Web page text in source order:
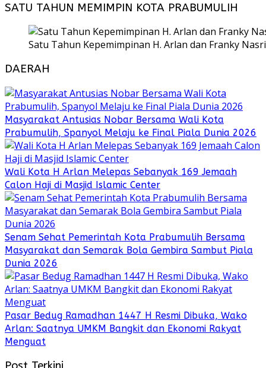
SATU TAHUN MEMIMPIN KOTA PRABUMULIH
Satu Tahun Kepemimpinan H. Arlan dan Franky
DAERAH
Masyarakat Antusias Nobar Bersama Wali Kota
Prabumulih, Spanyol Melaju ke Final Piala Dunia 2026
Wali Kota H Arlan Melepas Sebanyak 169 Jemaah
Calon Haji di Masjid Islamic Center
Senam Sehat Pemerintah Kota Prabumulih Bersama
Masyarakat dan Semarak Bola Gembira Sambut Piala
Dunia 2026
Pasar Bedug Ramadhan 1447 H Resmi Dibuka, Wako
Arlan: Saatnya UMKM Bangkit dan Ekonomi Rakyat
Menguat
Post Terkini